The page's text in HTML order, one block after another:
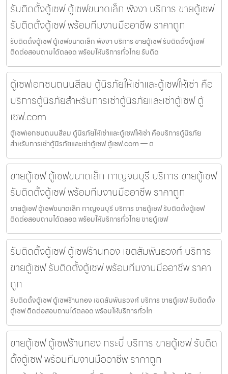
รับติดตั้งตู้เซฟ ตู้เซฟขนาดเล็ก พังงา บริการ ขายตู้เซฟ
รับติดตั้งตู้เซฟ พร้อมทีมงานมืออาชีพ ราคาถูก
รับติดตั้งตู้เซฟ ตู้เซฟขนาดเล็ก พังงา บริการ ขายตู้เซฟ รับติดตั้งตู้เซฟ
ติดต่อสอบถามได้ตลอด พร้อมให้บริการทั่วไทย รับติด
ตู้เซฟเอกชนถนนสีลม ตู้นิรภัยให้เช่าและตู้เซฟให้เช่า คือ
บริการตู้นิรภัยสำหรับการเช่าตู้นิรภัยและเช่าตู้เซฟ ตู้
เซฟ.com
ตู้เซฟเอกชนถนนสีลม ตู้นิรภัยให้เช่าและตู้เซฟให้เช่า คือบริการตู้นิรภัย
สำหรับการเช่าตู้นิรภัยและเช่าตู้เซฟ ตู้เซฟ.com — ต
ขายตู้เซฟ ตู้เซฟขนาดเล็ก กาญจนบุรี บริการ ขายตู้เซฟ
รับติดตั้งตู้เซฟ พร้อมทีมงานมืออาชีพ ราคาถูก
ขายตู้เซฟ ตู้เซฟขนาดเล็ก กาญจนบุรี บริการ ขายตู้เซฟ รับติดตั้งตู้เซฟ
ติดต่อสอบถามได้ตลอด พร้อมให้บริการทั่วไทย ขายตู้เซฟ
รับติดตั้งตู้เซฟ ตู้เซฟร้านทอง เขตสัมพันธวงศ์ บริการ
ขายตู้เซฟ รับติดตั้งตู้เซฟ พร้อมทีมงานมืออาชีพ ราคา
ถูก
รับติดตั้งตู้เซฟ ตู้เซฟร้านทอง เขตสัมพันธวงศ์ บริการ ขายตู้เซฟ รับติดตั้ง
ตู้เซฟ ติดต่อสอบถามได้ตลอด พร้อมให้บริการทั่วไท
ขายตู้เซฟ ตู้เซฟร้านทอง กระบี่ บริการ ขายตู้เซฟ รับติด
ตั้งตู้เซฟ พร้อมทีมงานมืออาชีพ ราคาถูก